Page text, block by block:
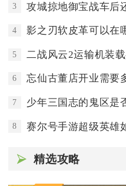
3 攻城掠地御宝战车后
4 影之刃软皮革可以在
5 二战风云2运输机装
6 忘仙古董店开业需要
7 少年三国志的鬼区是
8 赛尔号手游超级英雄
精选攻略